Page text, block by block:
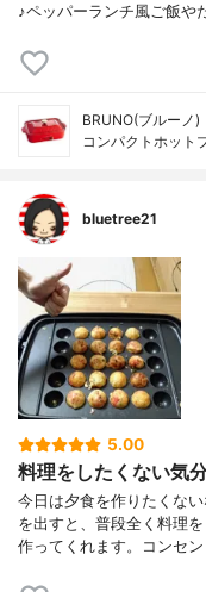
♪ペッパーランチ風ご飯や
BRUNO(ブルーノ)
コンパクトホット
bluetree21
5.00
料理をしたくない気分
今日は夕食を作りたくな
を出すと、普段全く料理
作ってくれます。コンセ